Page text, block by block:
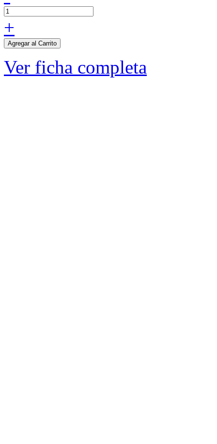
+
Agregar al Carrito
Ver ficha completa